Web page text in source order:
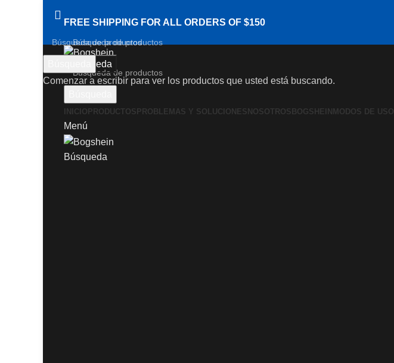
FREE SHIPPING FOR ALL ORDERS OF $150
INICIO PRODUCTOS PROBLEMAS Y SOLUCIONES NOSOTROS BOGSHEIN MODOS DE USO
Menú
Búsqueda
Búsqueda
Comenzar a escribir para ver los productos que usted está buscando.